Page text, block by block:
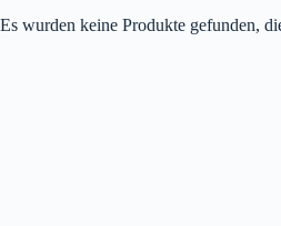
Es wurden keine Produkte gefunden,